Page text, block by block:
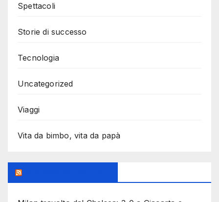
Spettacoli
Storie di successo
Tecnologia
Uncategorized
Viaggi
Vita da bimbo, vita da papà